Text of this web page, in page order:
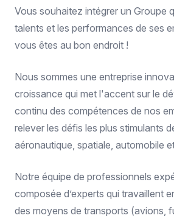
Vous souhaitez intégrer un Groupe
talents et les performances de ses
vous êtes au bon endroit !
Nous sommes une entreprise
croissance qui met l'accent sur le
continu des compétences de nos
relever les défis les plus stimulants
aéronautique, spatiale, automobile
Notre équipe de professionnels
composée d’experts qui travaillent
des moyens de transports (avions,